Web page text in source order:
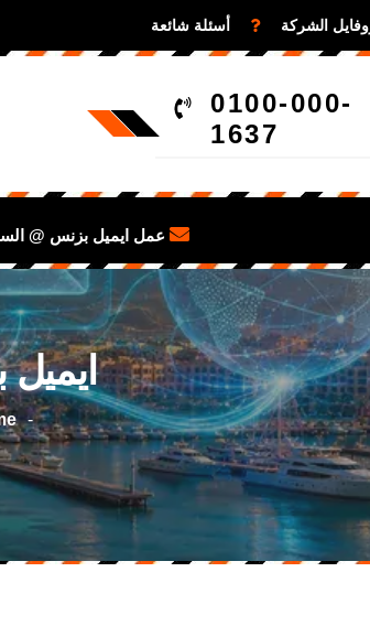
الشركة أسئلة شائعة
0100-000-
1637
عمل ايميل بزنس @